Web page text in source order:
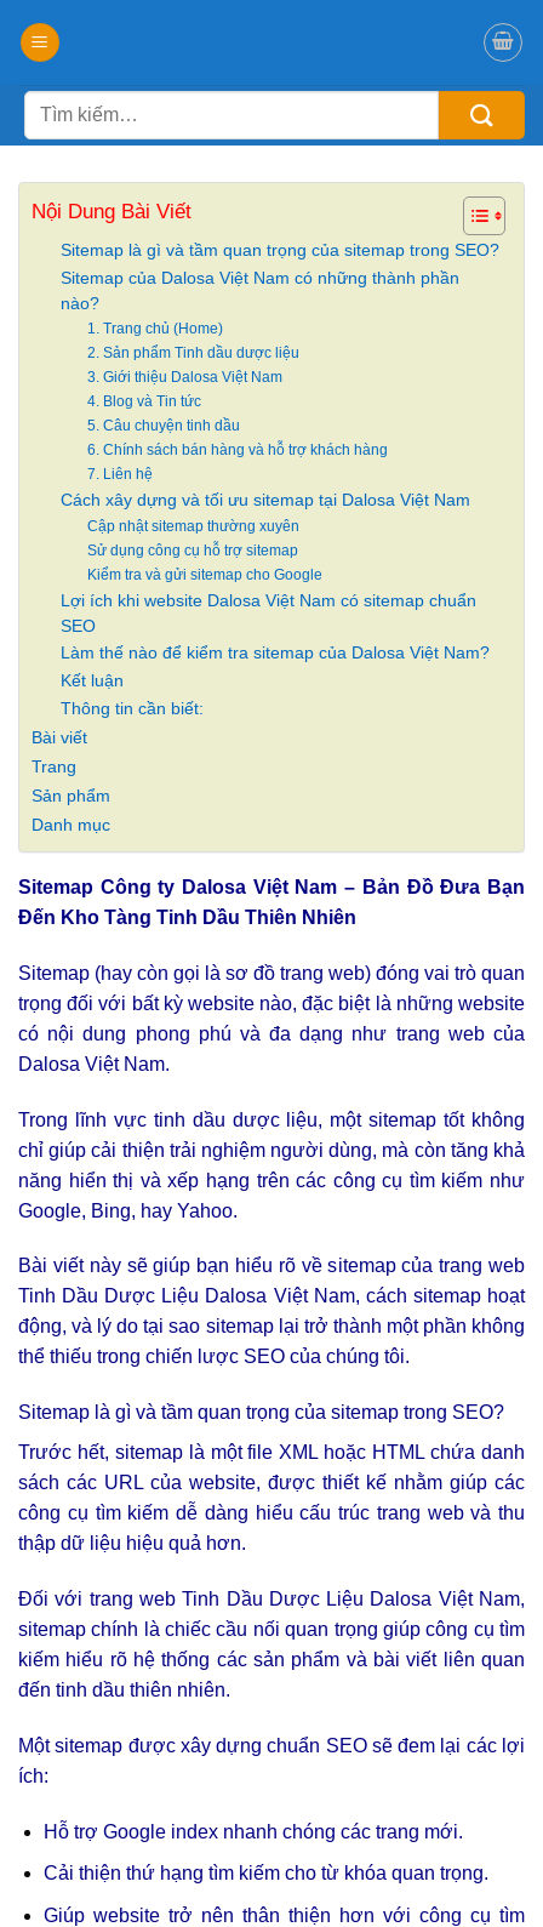
đến
dungTìm
kiếm:
Nội Dung Bài Viết
Sitemap là gì và tầm quan trọng của sitemap trong SEO?
Sitemap của Dalosa Việt Nam có những thành phần
nào?
1. Trang chủ (Home)
2. Sản phẩm Tinh dầu dược liệu
3. Giới thiệu Dalosa Việt Nam
4. Blog và Tin tức
5. Câu chuyện tinh dầu
6. Chính sách bán hàng và hỗ trợ khách hàng
7. Liên hệ
Cách xây dựng và tối ưu sitemap tại Dalosa Việt Nam
Cập nhật sitemap thường xuyên
Sử dụng công cụ hỗ trợ sitemap
Kiểm tra và gửi sitemap cho Google
Lợi ích khi website Dalosa Việt Nam có sitemap chuẩn
SEO
Làm thế nào để kiểm tra sitemap của Dalosa Việt Nam?
Kết luận
Thông tin cần biết:
Bài viết
Trang
Sản phẩm
Danh mục
Sitemap Công ty Dalosa Việt Nam – Bản Đồ Đưa Bạn
Đến Kho Tàng Tinh Dầu Thiên Nhiên
Sitemap (hay còn gọi là sơ đồ trang web) đóng vai trò quan
trọng đối với bất kỳ website nào, đặc biệt là những website
có nội dung phong phú và đa dạng như trang web của
Dalosa Việt Nam.
Trong lĩnh vực tinh dầu dược liệu, một sitemap tốt không
chỉ giúp cải thiện trải nghiệm người dùng, mà còn tăng khả
năng hiển thị và xếp hạng trên các công cụ tìm kiếm như
Google, Bing, hay Yahoo.
Bài viết này sẽ giúp bạn hiểu rõ về sitemap của trang web
Tinh Dầu Dược Liệu Dalosa Việt Nam, cách sitemap hoạt
động, và lý do tại sao sitemap lại trở thành một phần không
thể thiếu trong chiến lược SEO của chúng tôi.
Sitemap là gì và tầm quan trọng của sitemap trong SEO?
Trước hết, sitemap là một file XML hoặc HTML chứa danh
sách các URL của website, được thiết kế nhằm giúp các
công cụ tìm kiếm dễ dàng hiểu cấu trúc trang web và thu
thập dữ liệu hiệu quả hơn.
Đối với trang web Tinh Dầu Dược Liệu Dalosa Việt Nam,
sitemap chính là chiếc cầu nối quan trọng giúp công cụ tìm
kiếm hiểu rõ hệ thống các sản phẩm và bài viết liên quan
đến tinh dầu thiên nhiên.
Một sitemap được xây dựng chuẩn SEO sẽ đem lại các lợi
ích:
Hỗ trợ Google index nhanh chóng các trang mới.
Cải thiện thứ hạng tìm kiếm cho từ khóa quan trọng.
Giúp website trở nên thân thiện hơn với công cụ tìm